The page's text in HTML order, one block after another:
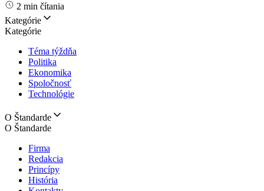
2 min čítania
Kategórie
Kategórie
Téma týždňa
Politika
Ekonomika
Spoločnosť
Technológie
O Štandarde
O Štandarde
Firma
Redakcia
Princípy
História